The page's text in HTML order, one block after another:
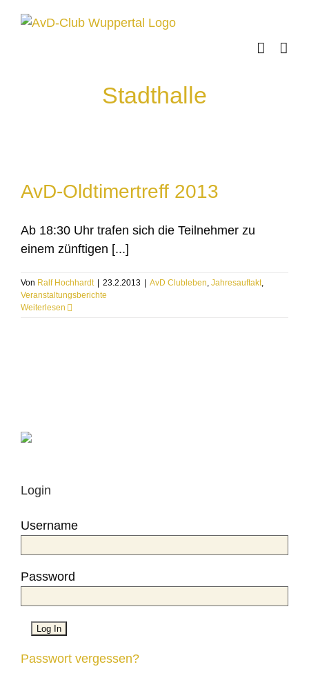
Stadthalle
AvD-Oldtimertreff 2013
Ab 18:30 Uhr trafen sich die Teilnehmer zu
einem zünftigen [...]
Von Ralf Hochhardt 23.2.2013 AvD Clubleben, Jahresauftakt,
Veranstaltungsberichte
Weiterlesen
Login
Username
Password
Passwort vergessen?